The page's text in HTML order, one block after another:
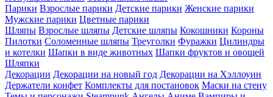
Парики Взрослые парики Детские парики Женские парики
Мужские парики Цветные парики
Шляпы Взрослые шляпы Детские шляпы Кокошники Короны
Пилотки Соломенные шляпы Треуголки Фуражки Цилиндры
и котелки Шапки в виде животных Шапки фруктов и овощей
Шляпки
Декорации Декорации на новый год Декорации на Хэллоуин
Держатели конфет Комплекты для постановок Маски на стену